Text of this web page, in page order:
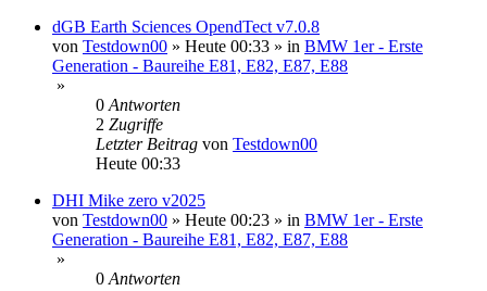
dGB Earth Sciences OpendTect v7.0.8
von Testdown00 » Heute 00:33 » in BMW 1er - Erste
Generation - Baureihe E81, E82, E87, E88
»
0 Antworten
2 Zugriffe
Letzter Beitrag von Testdown00
Heute 00:33
DHI Mike zero v2025
von Testdown00 » Heute 00:23 » in BMW 1er - Erste
Generation - Baureihe E81, E82, E87, E88
»
0 Antworten